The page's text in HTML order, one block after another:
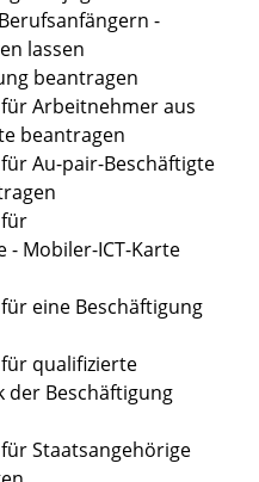
-
lassen
beantragen
Arbeitnehmer aus
beantragen
Au-pair-Beschäftigte
Mobiler-ICT-Karte
eine Beschäftigung
qualifizierte
der Beschäftigung
Staatsangehörige